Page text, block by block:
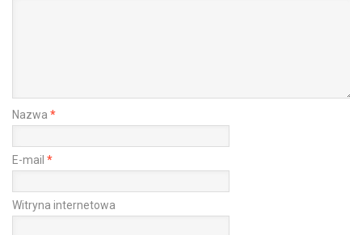
Nazwa *
E-mail *
Witryna internetowa